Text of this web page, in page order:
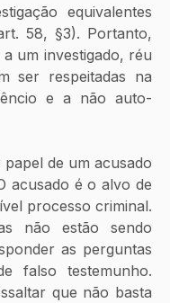
equivalentes
58, §3). Portanto,
um investigado, réu
ser respeitadas na
e a não auto-
de um acusado
acusado é o alvo de
processo criminal.
não estão sendo
as perguntas
falso testemunho.
que não basta